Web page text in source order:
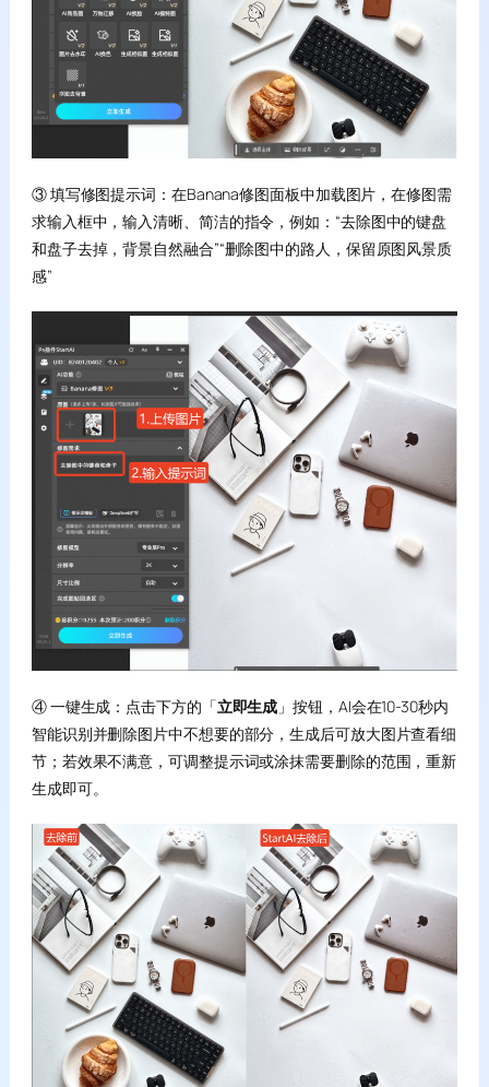
③ 填写修图提示词：在Banana修图面板中加载图片，在修图需
求输入框中，输入清晰、简洁的指令，例如：“去除图中的键盘
和盘子去掉，背景自然融合”“删除图中的路人，保留原图风景质
感”
④ 一键生成：点击下方的「立即生成 」按钮，AI会在10-30秒内
智能识别并删除图片中不想要的部分，生成后可放大图片查看细
节；若效果不满意，可调整提示词或涂抹需要删除的范围，重新
生成即可。